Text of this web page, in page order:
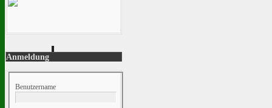
Anmeldung
Benutzername